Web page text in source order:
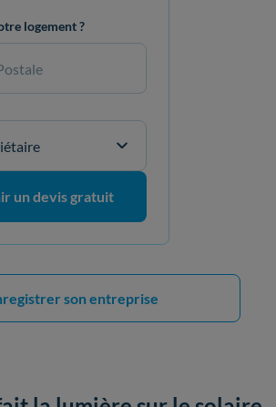
logement ?
un devis gratuit
son entreprise